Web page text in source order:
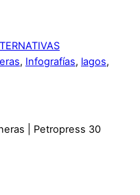
, Infografías, lagos,